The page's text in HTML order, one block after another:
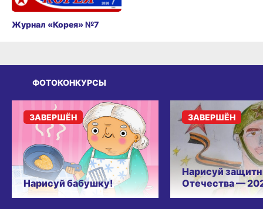
Журнал «Корея» №7
ФОТОКОНКУРСЫ
Нарисуй бабушку!
ЗАВЕРШЁН
Нарисуй
Отечества —
ЗАВЕРШЁН